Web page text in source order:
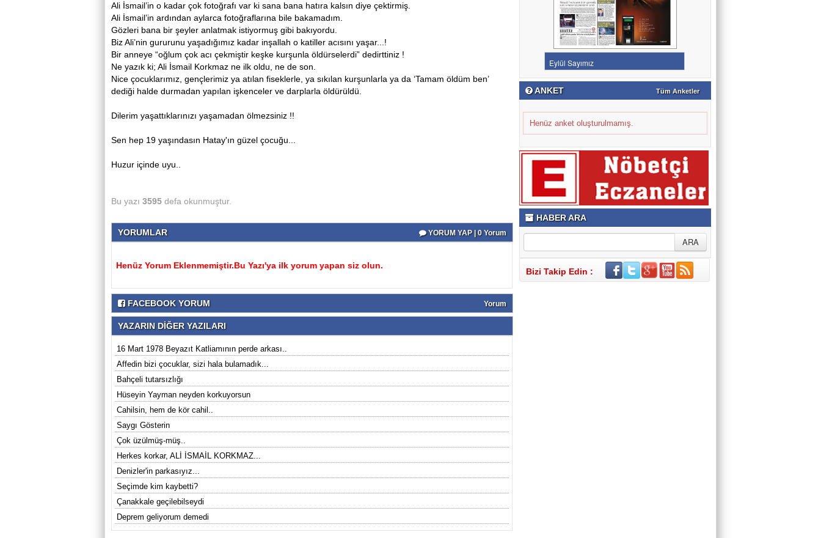
Ali İsmail’in o kadar çok fotoğrafı var ki sana bana hatıra kalsın diye çektirmiş.
Ali İsmail’in ardından aylarca fotoğraflarına bile bakamadım.
Gözleri bana bir şeyler anlatmak istiyormuş gibi bakıyordu.
Biz Ali’nin gururunu yaşadığımız kadar inşallah o katiller acısını yaşar...!
Bir anneye “oğlum çok acı çekmiştir keşke kurşunla öldürselerdi” dedirttiniz !
Ne yazık ki; Ali İsmail Korkmaz ne ilk oldu, ne de son.
Nice çocuklarımız, gençlerimiz ya atılan fiseklerle, ya sıkılan kurşunlarla ya da ‘Tamam öldüm ben’
dediği halde durmadan yapılan işkenceler ve darplarla öldürüldü.
Dilerim yaşattıklarınızı yaşamadan ölmezsiniz !!
Sen hep 19 yaşındasın Hatay'ın güzel çocuğu...
Huzur içinde uyu..
Bu yazı 3595 defa okunmuştur.
YORUMLAR YORUM YAP | 0 Yorum
Henüz Yorum Eklenmemiştir.Bu Yazı'ya ilk yorum yapan siz olun.
FACEBOOK YORUM Yorum
YAZARIN DİĞER YAZILARI
16 Mart 1978 Beyazıt Katliamının perde arkası..
Affedin bizi çocuklar, sizi hala bulamadık...
Bahçeli tutarsızlığı
Hüseyin Yayman neyden korkuyorsun
Cahilsin, hem de kör cahil..
Saygı Gösterin
Çok üzülmüş-müş..
Herkes korkar, ALİ İSMAİL KORKMAZ...
Denizler'in parkasıyız...
Seçimde kim kaybetti?
Çanakkale geçilebilseydi
Deprem geliyorum demedi
ANKET Tüm Anketler
Henüz anket oluşturulmamış.
HABER ARA
Bizi Takip Edin :